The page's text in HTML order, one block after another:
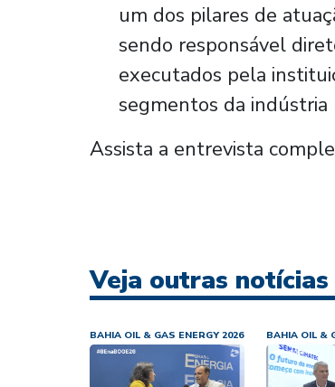
um dos pilares de
sendo responsável
executados pela
segmentos da indústria
Assista a entrevista
Veja outras
BAHIA OIL & GAS ENERGY 2026 BAHIA OIL &